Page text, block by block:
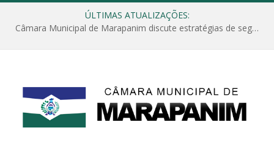
ÚLTIMAS ATUALIZAÇÕES:
Câmara Municipal de Marapanim discute estratégias de segurança com autoridades e poder executivo